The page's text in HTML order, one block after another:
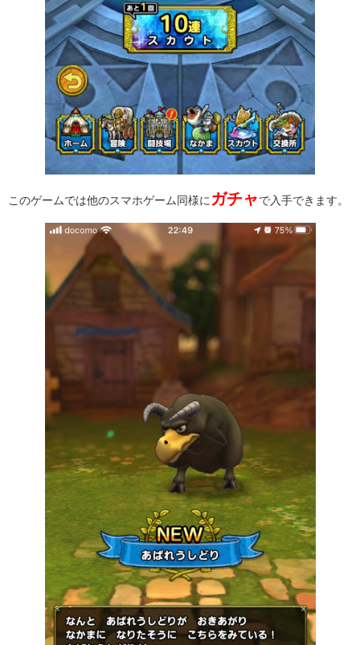
このゲームでは他のスマホゲーム同様に ガチャ で入手できます。